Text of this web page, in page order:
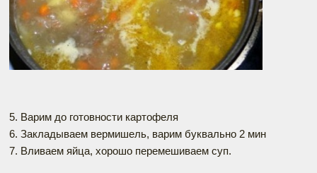
5. Варим до готовности картофеля
6. Закладываем вермишель, варим буквально 2 мин
7. Вливаем яйца, хорошо перемешиваем суп.